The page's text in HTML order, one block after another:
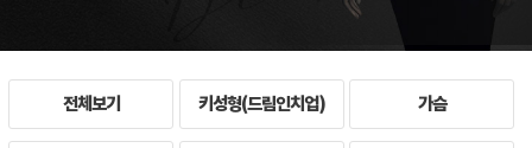
전체보기 키성형(드림인치업) 가슴